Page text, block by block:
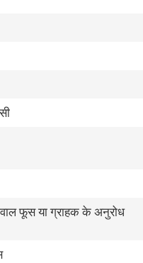
फूस या ग्राहक के अनुरोध